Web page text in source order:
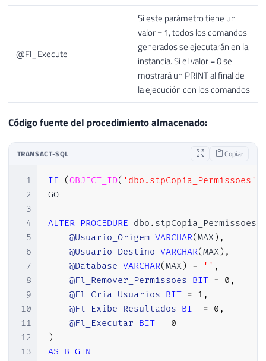
@Fl_Execute
Si este parámetro tiene un
valor = 1, todos los comandos
generados se ejecutarán en la
instancia. Si el valor = 0 se
mostrará un PRINT al final de
la ejecución con los comandos
Código fuente del procedimiento almacenado:
TRANSACT-SQL Copiar
1
2
3
4
5
6
7
8
9
10
11
12
13
IF (OBJECT_ID( 'dbo.stpCopia_Permissoes'
GO
ALTER PROCEDURE dbo . stpCopia_Permissoes
@Usuario_Origem VARCHAR(MAX) ,
@Usuario_Destino VARCHAR(MAX) ,
@Database VARCHAR(MAX) = '' ,
@Fl_Remover_Permissoes BIT = 0 ,
@Fl_Cria_Usuarios BIT = 1 ,
@Fl_Exibe_Resultados BIT = 0 ,
@Fl_Executar BIT = 0
)
AS BEGIN